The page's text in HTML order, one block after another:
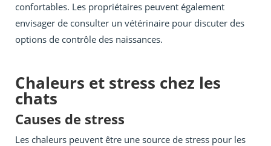
confortables. Les propriétaires peuvent également
envisager de consulter un vétérinaire pour discuter des
options de contrôle des naissances.
Chaleurs et stress chez les
chats
Causes de stress
Les chaleurs peuvent être une source de stress pour les